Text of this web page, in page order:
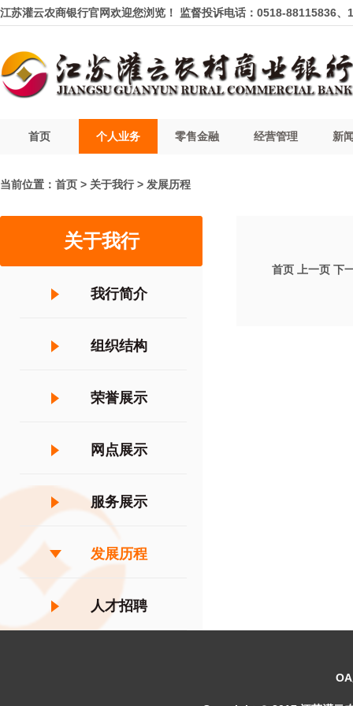
江苏灌云农商银行官网欢迎您浏览！ 监督投诉电话：0518-88115836、
首页 个人业务 零售金融 经营管理 新
当前位置： 首页 > 关于我行 > 发展历程
关于我行
我行简介
组织结构
荣誉展示
网点展示
服务展示
发展历程
人才招聘
首页 上一页 下